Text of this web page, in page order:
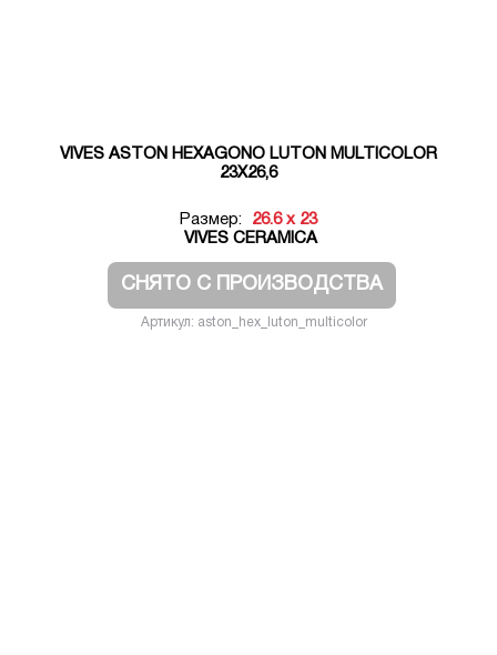
VIVES ASTON HEXAGONO LUTON MULTICOLOR
23X26,6
Размер:
26.6 x 23
VIVES CERAMICA
СНЯТО С ПРОИЗВОДСТВА
Артикул: aston_hex_luton_multicolor